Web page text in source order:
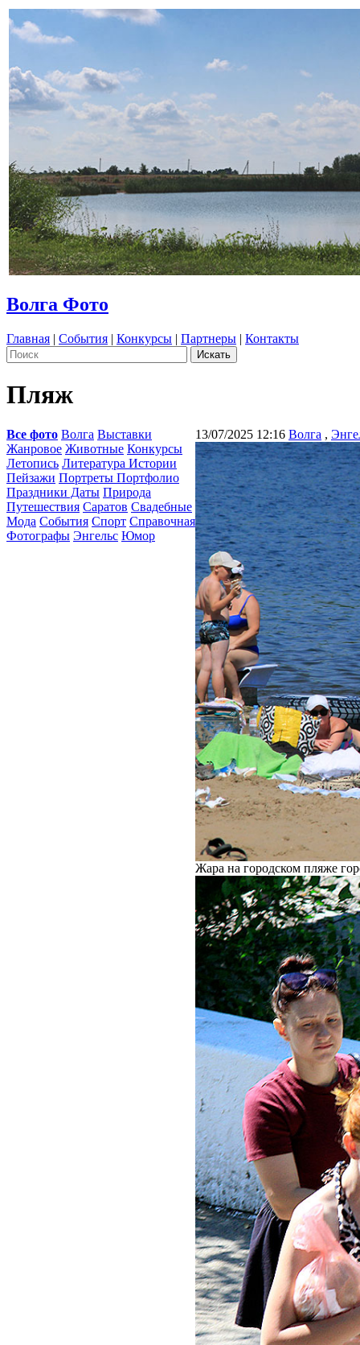
Волга Фото
Главная | События | Конкурсы | Партнеры | Контакты
Пляж
Все фото Волга Выставки
Жанровое Животные Конкурсы
Летопись Литература Истории
Пейзажи Портреты Портфолио
Праздники Даты Природа
Путешествия Саратов Свадебные
Мода События Спорт Справочная
Фотографы Энгельс Юмор
13/07/2025 12:16 Волга ,
Жара на городском пляже